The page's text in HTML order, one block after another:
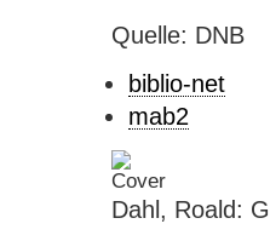
Quelle: DNB
biblio-net
mab2
Dahl, Roald: